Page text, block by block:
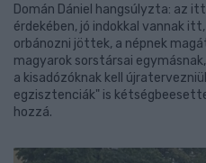
Domán Dániel hangsúlyzta: az
érdekében, jó indokkal vannak
orbánozni jöttek, a népnek
magyarok sorstársai
a kisadózóknak kell
egzisztenciák" is
hozzá.